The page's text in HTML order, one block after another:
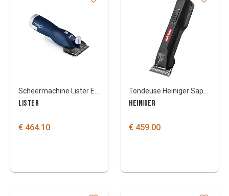
LISTER
€ 464.10
HEINIGER
€ 459.00